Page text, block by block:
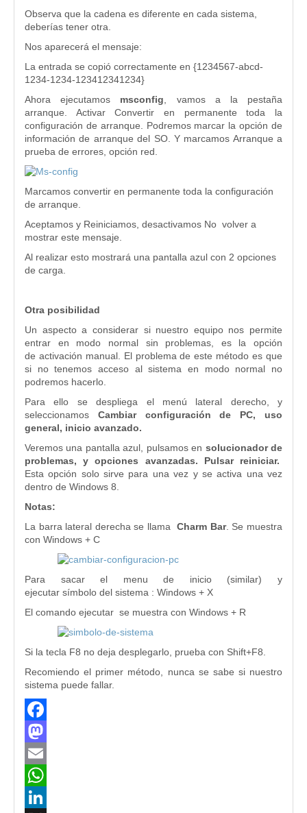
Observa que la cadena es diferente en cada sistema,
deberías tener otra.
Nos aparecerá el mensaje:
La entrada se copió correctamente en {1234567-abcd-
1234-1234-123412341234}
Ahora ejecutamos msconfig , vamos a la pestaña
arranque. Activar Convertir en permanente toda la
configuración de arranque. Podremos marcar la opción de
información de arranque del SO. Y marcamos Arranque a
prueba de errores, opción red.
Marcamos convertir en permanente toda la configuración
de arranque.
Aceptamos y Reiniciamos, desactivamos No volver a
mostrar este mensaje.
Al realizar esto mostrará una pantalla azul con 2 opciones
de carga.
Otra posibilidad
Un aspecto a considerar si nuestro equipo nos permite
entrar en modo normal sin problemas, es la opción
de activación manual. El problema de este método es que
si no tenemos acceso al sistema en modo normal no
podremos hacerlo.
Para ello se despliega el menú lateral derecho, y
seleccionamos Cambiar configuración de PC, uso
general, inicio avanzado.
Veremos una pantalla azul, pulsamos en solucionador de
problemas, y opciones avanzadas. Pulsar reiniciar.
Esta opción solo sirve para una vez y se activa una vez
dentro de Windows 8.
Notas:
La barra lateral derecha se llamaCharm Bar. Se muestra
con Windows + C
Para sacar el menu de inicio (similar) y
ejecutar símbolo del sistema : Windows + X
El comando ejecutar se muestra con Windows + R
Si la tecla F8 no deja desplegarlo, prueba con Shift+F8.
Recomiendo el primer método, nunca se sabe si nuestro
sistema puede fallar.
Facebook
Mastodon
Email
WhatsApp